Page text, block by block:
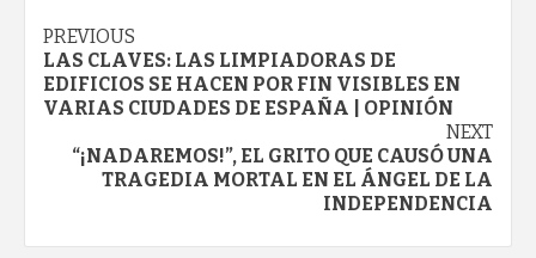
Continue
Reading
PREVIOUS
LAS CLAVES: LAS LIMPIADORAS DE
EDIFICIOS SE HACEN POR FIN VISIBLES EN
VARIAS CIUDADES DE ESPAÑA | OPINIÓN
NEXT
“¡NADAREMOS!”, EL GRITO QUE CAUSÓ UNA
TRAGEDIA MORTAL EN EL ÁNGEL DE LA
INDEPENDENCIA